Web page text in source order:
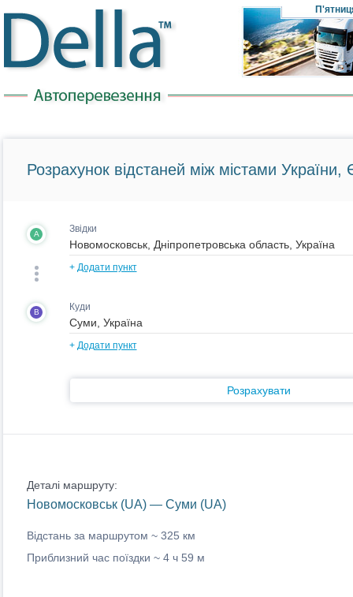
Розрахунок відстаней між містами України,
A Звідки
+ Додати пункт
B Куди
+ Додати пункт
Розрахувати
Деталі маршруту:
Новомосковськ (UA) — Суми (UA)
Відстань за маршрутом ~ 325 км
Приблизний час поїздки ~ 4 ч 59 м